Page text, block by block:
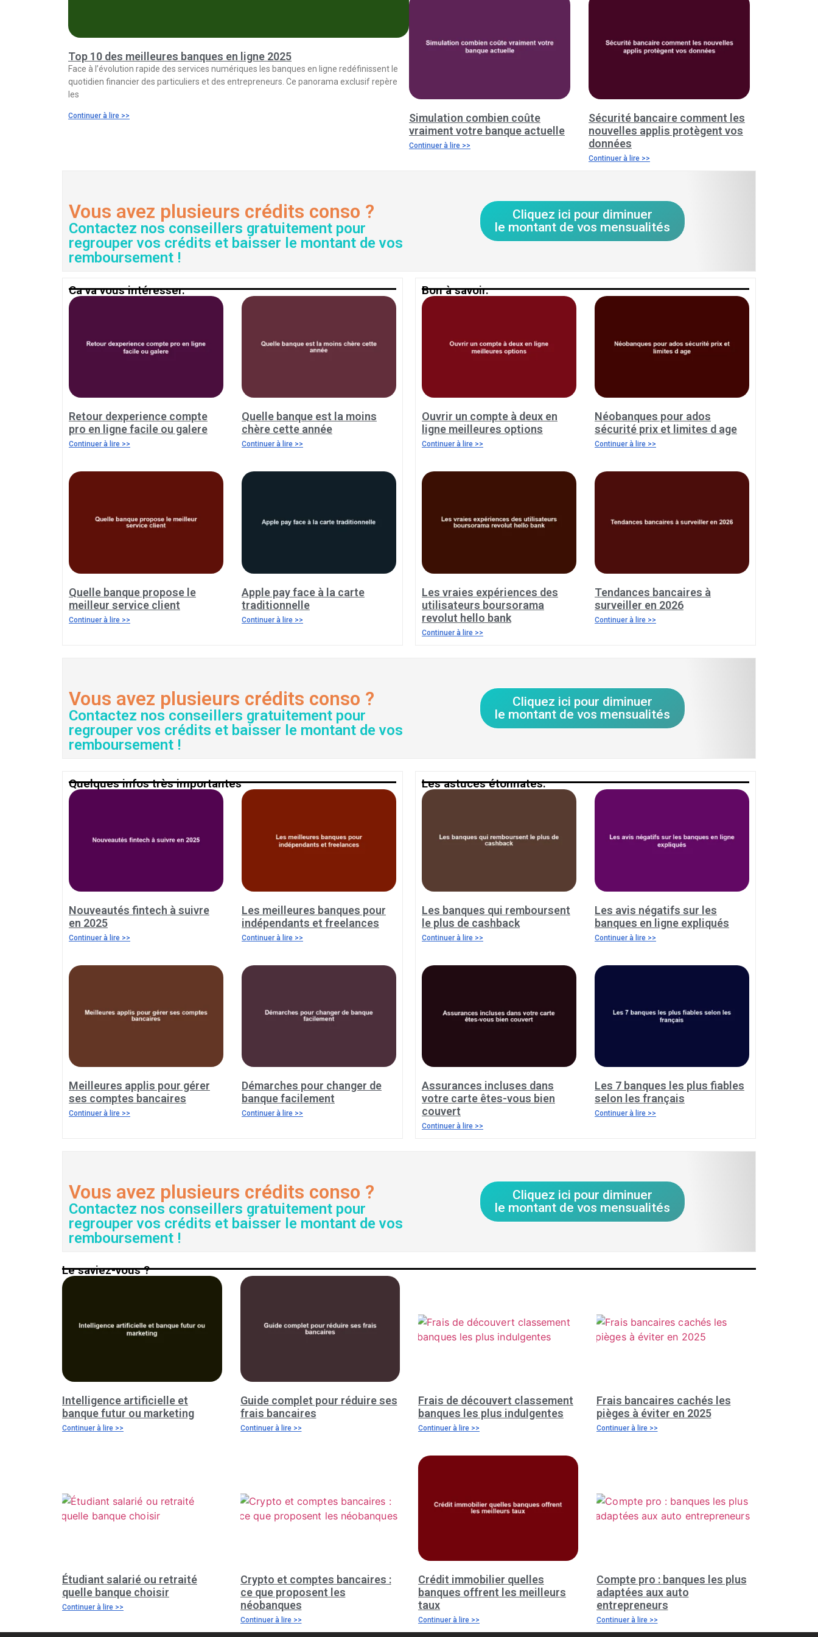
Top 10 des meilleures banques en ligne 2025
Face à l’évolution rapide des services numériques les banques en ligne redéfinissent le
quotidien financier des particuliers et des entrepreneurs. Ce panorama exclusif repère
les
Continuer à lire >>
Simulation combien coûte
vraiment votre banque actuelle
Continuer à lire >>
Sécurité bancaire comment les
nouvelles applis protègent vos
données
Continuer à lire >>
Vous avez plusieurs crédits conso ?
Contactez nos conseillers gratuitement pour
regrouper vos crédits et baisser le montant de vos
remboursement !
Cliquez ici pour diminuer
le montant de vos mensualités
Ca va vous intéresser.
Retour dexperience compte
pro en ligne facile ou galere
Continuer à lire >>
Quelle banque est la moins
chère cette année
Continuer à lire >>
Quelle banque propose le
meilleur service client
Continuer à lire >>
Apple pay face à la carte
traditionnelle
Continuer à lire >>
Bon à savoir.
Ouvrir un compte à deux en
ligne meilleures options
Continuer à lire >>
Néobanques pour ados
sécurité prix et limites d age
Continuer à lire >>
Les vraies expériences des
utilisateurs boursorama
revolut hello bank
Continuer à lire >>
Tendances bancaires à
surveiller en 2026
Continuer à lire >>
Vous avez plusieurs crédits conso ?
Contactez nos conseillers gratuitement pour
regrouper vos crédits et baisser le montant de vos
remboursement !
Cliquez ici pour diminuer
le montant de vos mensualités
Quelques infos très importantes
Nouveautés fintech à suivre
en 2025
Continuer à lire >>
Les meilleures banques pour
indépendants et freelances
Continuer à lire >>
Meilleures applis pour gérer
ses comptes bancaires
Continuer à lire >>
Démarches pour changer de
banque facilement
Continuer à lire >>
Les astuces étonnates.
Les banques qui remboursent
le plus de cashback
Continuer à lire >>
Les avis négatifs sur les
banques en ligne expliqués
Continuer à lire >>
Assurances incluses dans
votre carte êtes-vous bien
couvert
Continuer à lire >>
Les 7 banques les plus fiables
selon les français
Continuer à lire >>
Vous avez plusieurs crédits conso ?
Contactez nos conseillers gratuitement pour
regrouper vos crédits et baisser le montant de vos
remboursement !
Cliquez ici pour diminuer
le montant de vos mensualités
Le saviez-vous ?
Intelligence artificielle et
banque futur ou marketing
Continuer à lire >>
Guide complet pour réduire ses
frais bancaires
Continuer à lire >>
Frais de découvert classement
banques les plus indulgentes
Continuer à lire >>
Frais bancaires cachés les
pièges à éviter en 2025
Continuer à lire >>
Étudiant salarié ou retraité
quelle banque choisir
Continuer à lire >>
Crypto et comptes bancaires :
ce que proposent les
néobanques
Continuer à lire >>
Crédit immobilier quelles
banques offrent les meilleurs
taux
Continuer à lire >>
Compte pro : banques les plus
adaptées aux auto
entrepreneurs
Continuer à lire >>